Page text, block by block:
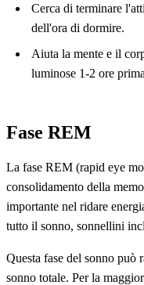
Cerca di terminare
dell'ora di dormire.
Aiuta la mente e il
luminose 1-2 ore
Fase REM
La fase REM (rapid eye
consolidamento della
importante nel ridare
tutto il sonno, sonnellini
Questa fase del sonno può
sonno totale. Per la